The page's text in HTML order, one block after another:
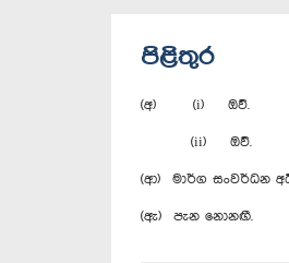
පිළිතුර
(අ) (i) ඔව්.
(ii) ඔව්.
(ආ) මාර්ග සංවර්ධන
(ඇ) පැන නොනඟී.